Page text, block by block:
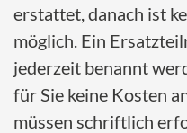
erstattet, danach ist
möglich. Ein
jederzeit benannt
für Sie keine Kosten
müssen schriftlich